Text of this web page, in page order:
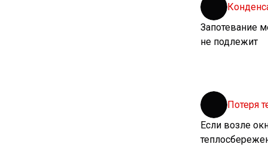
Запотевание
не подлежит
Потеря
Если возле